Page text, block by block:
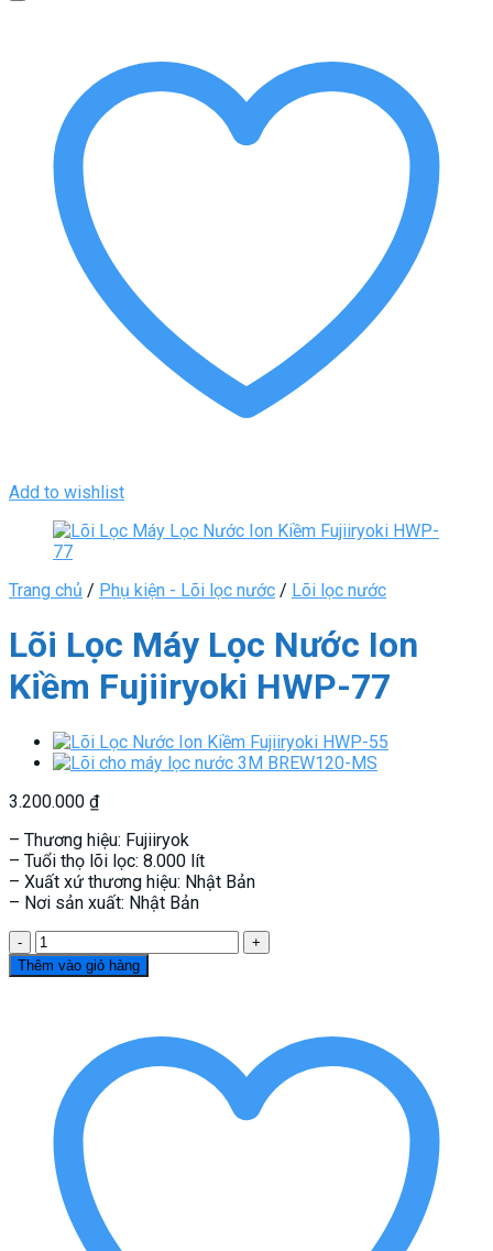
Add to wishlist
Trang chủ / Phụ kiện - Lõi lọc nước / Lõi lọc nước
Lõi Lọc Máy Lọc Nước Ion
Kiềm Fujiiryoki HWP-77
3.200.000 ₫
– Thương hiệu: Fujiiryok
– Tuổi thọ lõi lọc: 8.000 lít
– Xuất xứ thương hiệu: Nhật Bản
– Nơi sản xuất: Nhật Bản
Lõi
Lọc
Máy
Fujiiryoki
HWP-
77
số
lượng
Thêm vào giỏ hàng